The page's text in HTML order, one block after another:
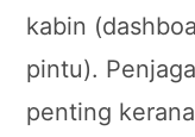
kabin
pintu).
penting